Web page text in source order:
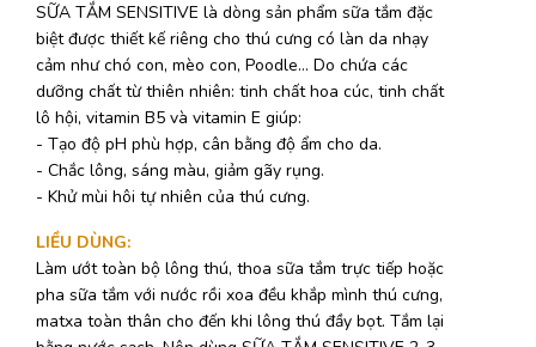
SỮA TẮM SENSITIVE là dòng sản phẩm sữa tắm đặc
biệt được thiết kế riêng cho thú cưng có làn da nhạy
cảm như chó con, mèo con, Poodle… Do chứa các
dưỡng chất từ thiên nhiên: tinh chất hoa cúc, tinh chất
lô hội, vitamin B5 và vitamin E giúp:
- Tạo độ pH phù hợp, cân bằng độ ẩm cho da.
- Chắc lông, sáng màu, giảm gãy rụng.
- Khử mùi hôi tự nhiên của thú cưng.
LIỀU DÙNG:
Làm ướt toàn bộ lông thú, thoa sữa tắm trực tiếp hoặc
pha sữa tắm với nước rồi xoa đều khắp mình thú cưng,
matxa toàn thân cho đến khi lông thú đầy bọt. Tắm lại